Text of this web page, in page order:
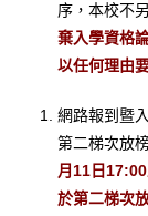
序，本校不
棄入學資格
以任何理由
網路報到暨
第二梯次放
月11日
於第二梯次